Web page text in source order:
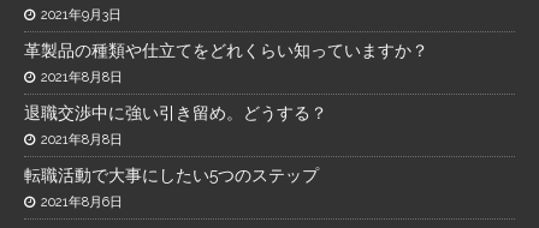
2021年9月3日
革製品の種類や仕立てをどれくらい知っていますか？
2021年8月8日
退職交渉中に強い引き留め。どうする？
2021年8月8日
転職活動で大事にしたい5つのステップ
2021年8月6日